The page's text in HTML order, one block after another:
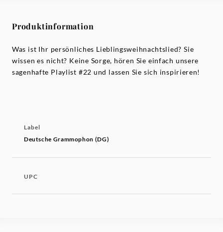
Produktinformation
Was ist Ihr persönliches Lieblingsweihnachtslied? Sie
wissen es nicht? Keine Sorge, hören Sie einfach unsere
sagenhafte Playlist #22 und lassen Sie sich inspirieren!
Label
Deutsche Grammophon (DG)
UPC